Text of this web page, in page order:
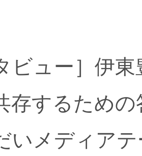
ビュー］伊
存するため
メディアテ